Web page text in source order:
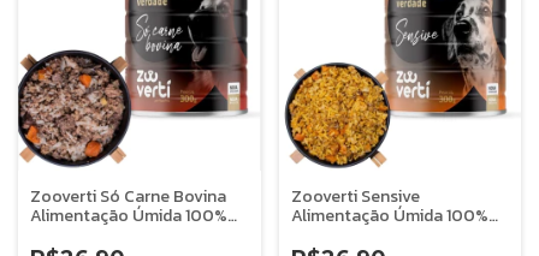
Zooverti Só Carne Bovina
Alimentação Úmida 100%
Zooverti Sensive
Alimentação Úmida 100%